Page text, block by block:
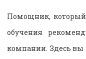
Помощник, который
обучения
компании. Здесь вы